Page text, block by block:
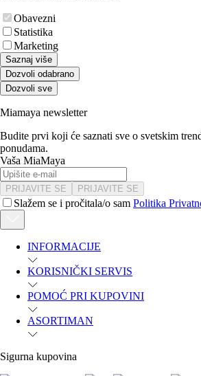
Obavezni
Statistika
Marketing
Saznaj više
Dozvoli odabrano
Dozvoli sve
Miamaya newsletter
Budite prvi koji će saznati sve o svetskim
ponudama.
Vaša MiaMaya
PRIJAVITE SE PRIJAVITE SE
Slažem se i pročitala/o sam Politika
INFORMACIJE
KORISNIČKI SERVIS
POMOĆ PRI KUPOVINI
ASORTIMAN
Sigurna kupovina